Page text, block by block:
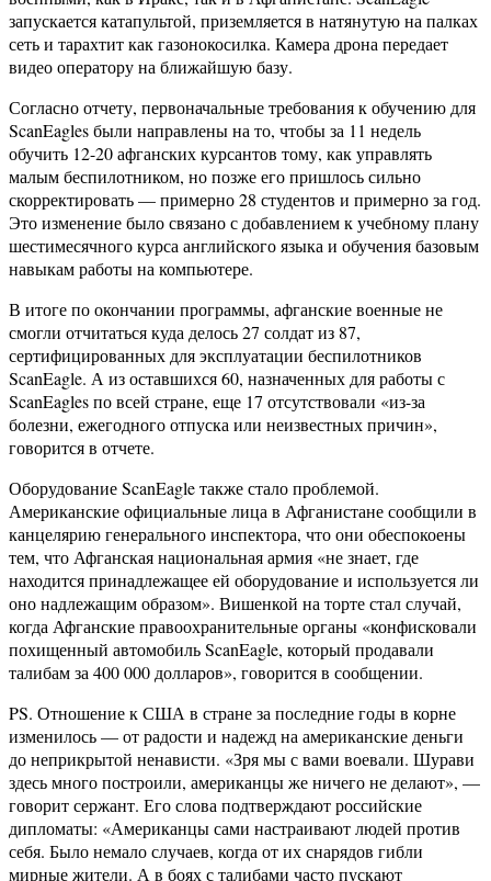
запускается катапультой, приземляется в натянутую на палках
сеть и тарахтит как газонокосилка. Камера дрона передает
видео оператору на ближайшую базу.
Согласно отчету, первоначальные требования к обучению для
ScanEagles были направлены на то, чтобы за 11 недель
обучить 12-20 афганских курсантов тому, как управлять
малым беспилотником, но позже его пришлось сильно
скорректировать — примерно 28 студентов и примерно за год.
Это изменение было связано с добавлением к учебному плану
шестимесячного курса английского языка и обучения базовым
навыкам работы на компьютере.
В итоге по окончании программы, афганские военные не
смогли отчитаться куда делось 27 солдат из 87,
сертифицированных для эксплуатации беспилотников
ScanEagle. А из оставшихся 60, назначенных для работы с
ScanEagles по всей стране, еще 17 отсутствовали «из-за
болезни, ежегодного отпуска или неизвестных причин»,
говорится в отчете.
Оборудование ScanEagle также стало проблемой.
Американские официальные лица в Афганистане сообщили в
канцелярию генерального инспектора, что они обеспокоены
тем, что Афганская национальная армия «не знает, где
находится принадлежащее ей оборудование и используется ли
оно надлежащим образом». Вишенкой на торте стал случай,
когда Афганские правоохранительные органы «конфисковали
похищенный автомобиль ScanEagle, который продавали
талибам за 400 000 долларов», говорится в сообщении.
PS. Отношение к США в стране за последние годы в корне
изменилось — от радости и надежд на американские деньги
до неприкрытой ненависти. «Зря мы с вами воевали. Шурави
здесь много построили, американцы же ничего не делают», —
говорит сержант. Его слова подтверждают российские
дипломаты: «Американцы сами настраивают людей против
себя. Было немало случаев, когда от их снарядов гибли
мирные жители. А в боях с талибами часто пускают